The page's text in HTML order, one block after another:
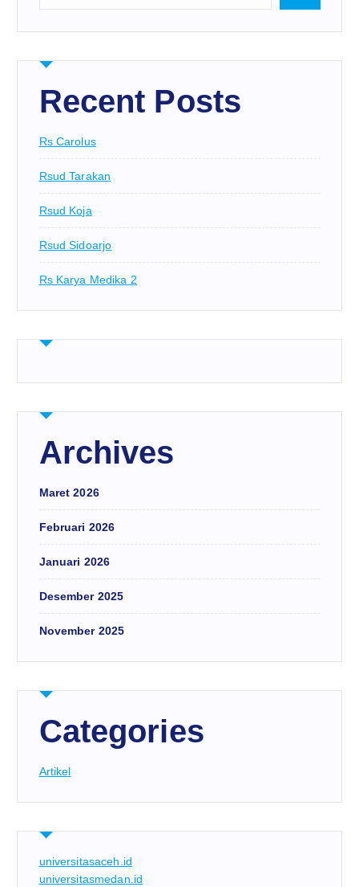
Recent Posts
Rs Carolus
Rsud Tarakan
Rsud Koja
Rsud Sidoarjo
Rs Karya Medika 2
Archives
Maret 2026
Februari 2026
Januari 2026
Desember 2025
November 2025
Categories
Artikel
universitasaceh.id
universitasmedan.id